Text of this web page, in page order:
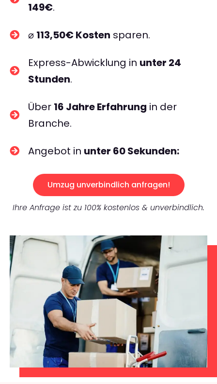
149€.
⌀ 113,50€ Kosten sparen.
Express-Abwicklung in unter 24
Stunden.
Über 16 Jahre Erfahrung in der
Branche.
Angebot in unter 60 Sekunden:
Umzug unverbindlich anfragen!
Ihre Anfrage ist zu 100% kostenlos & unverbindlich.